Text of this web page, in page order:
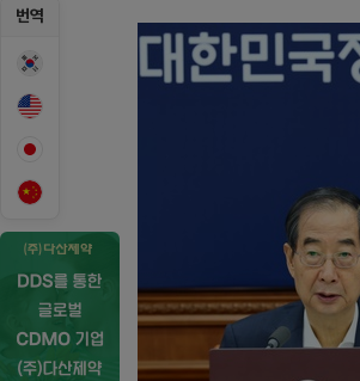
번역